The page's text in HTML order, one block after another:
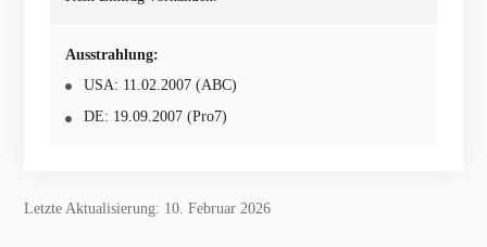
Ausstrahlung:
USA: 11.02.2007 (ABC)
DE: 19.09.2007 (Pro7)
Letzte Aktualisierung: 10. Februar 2026